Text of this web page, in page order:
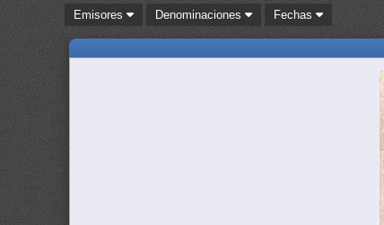
Emisores Denominaciones Fechas